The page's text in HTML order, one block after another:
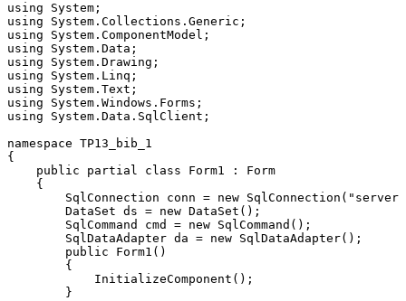
using System;
using System.Collections.Generic;
using System.ComponentModel;
using System.Data;
using System.Drawing;
using System.Linq;
using System.Text;
using System.Windows.Forms;
using System.Data.SqlClient;
namespace TP13_bib_1
{
    public partial class Form1 : Form
    {
SqlConnection conn = new
        DataSet ds = new DataSet();
        SqlCommand cmd = new SqlCommand();
        SqlDataAdapter da = new SqlDataAdapter();
        public Form1()
        {
            InitializeComponent();
        }